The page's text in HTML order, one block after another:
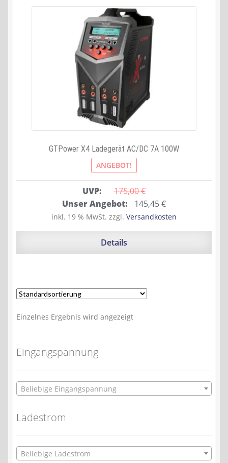
GTPower X4 Ladegerät AC/DC 7A 100W
ANGEBOT!
UVP: 175,00 €
Ursprünglicher
Preis
war:
Unser Angebot: 145,45€Aktueller
Preis
ist:
inkl. 19 % MwSt. zzgl. Versandkosten
Details
Einzelnes Ergebnis wird angezeigt
Eingangspannung
Beliebige Eingangspannung
Ladestrom
Beliebige Ladestrom